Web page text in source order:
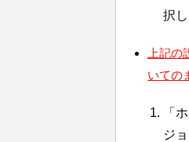
択
上記
いての
「
ジ